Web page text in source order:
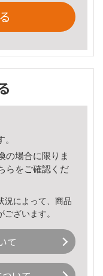
の場合に限りま
ら をご確認くだ
況によって、商品
ざいます。
て